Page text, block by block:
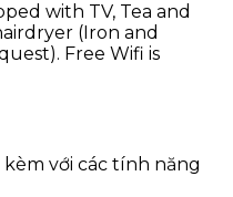
with TV, Tea and
(Iron and
Free Wifi is
với các tính năng